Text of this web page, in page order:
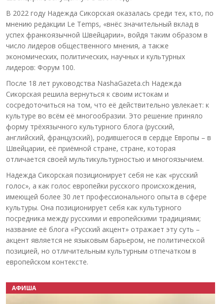
В 2022 году Надежда Сикорская оказалась среди тех, кто, по
мнению редакции Le Temps, «внёс значительный вклад в
успех франкоязычной Швейцарии», войдя таким образом в
число лидеров общественного мнения, а также
экономических, политических, научных и культурных
лидеров: Форум 100.
После 18 лет руководства NashaGazeta.ch Надежда
Сикорская решила вернуться к своим истокам и
сосредоточиться на том, что её действительно увлекает: к
культуре во всём её многообразии. Это решение приняло
форму трёхязычного культурного блога (русский,
английский, французский), родившегося в сердце Европы – в
Швейцарии, её приёмной стране, стране, которая
отличается своей мультикультурностью и многоязычием.
Надежда Сикорская позиционирует себя не как «русский
голос», а как голос европейки русского происхождения,
имеющей более 30 лет профессионального опыта в сфере
культуры. Она позиционирует себя как культурного
посредника между русскими и европейскими традициями;
название её блога «Русский акцент» отражает эту суть –
акцент является не языковым барьером, не политической
позицией, но отличительным культурным отпечатком в
европейском контексте.
АФИША